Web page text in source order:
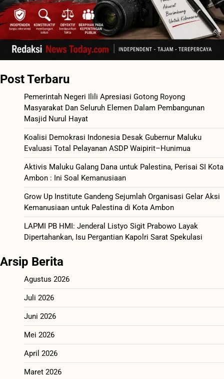
Post Terbaru
Pemerintah Negeri Ilili Apresiasi Gotong Royong
Masyarakat Dan Seluruh Elemen Dalam Pembangunan
Masjid Nurul Hayat
Koalisi Demokrasi Indonesia Desak Gubernur Maluku
Evaluasi Total Pelayanan ASDP Waipirit–Hunimua
Aktivis Maluku Galang Dana untuk Palestina, Perisai SI Kota
Ambon : Ini Soal Kemanusiaan
Grow Up Institute Gandeng Sejumlah Organisasi Gelar Aksi
Kemanusiaan untuk Palestina di Kota Ambon
LAPMI PB HMI: Jenderal Listyo Sigit Prabowo Layak
Dipertahankan, Isu Pergantian Kapolri Sarat Spekulasi
Arsip Berita
Agustus 2026
Juli 2026
Juni 2026
Mei 2026
April 2026
Maret 2026